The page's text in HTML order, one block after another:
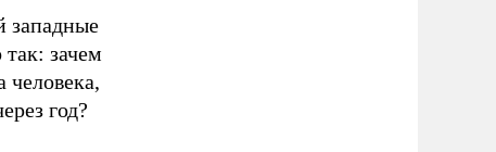
западные
зачем
человека,
год?